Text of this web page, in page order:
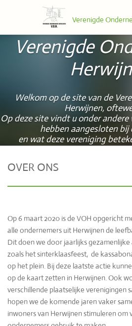
naar
Verenigde
Verenigde
Welkom op de site van de
Herwijnen,
Op deze site vindt u onder
hebben aangesloten bij
en wat deze vereniging
OVER ONS
Op 6 maart 2020 is de VOH opgericht
alle ondernemers uit Herwijnen de
Dit doen we door jaarlijks
zoals het sinterklaasfeest, de
op het plein. Bij deze laatste actie
op de kaart zetten in Herwijnen. Ook
verschillende plaatselijke verenigingen
hopen we de komende jaren vaker
inwoners van Herwijnen stimuleren om